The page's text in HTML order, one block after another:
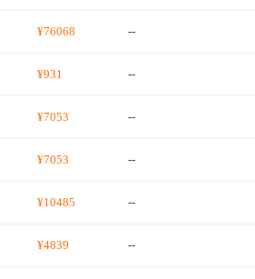
¥76068 --
¥931 --
¥7053 --
¥7053 --
¥10485 --
¥4839 --